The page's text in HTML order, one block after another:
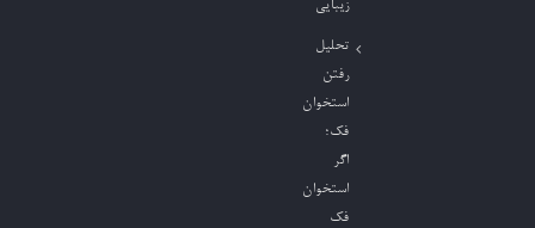
زیبایی
تحلیل
رفتن
استخوان
فک؛
اگر
استخوان
فک